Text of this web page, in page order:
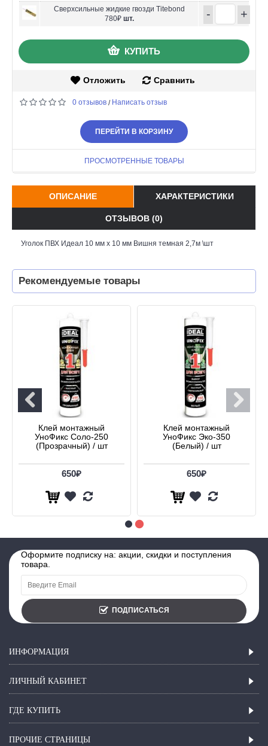
Сверхсильные жидкие гвозди Titebond
780₽ шт. - +
КУПИТЬ
Отложить Сравнить
0 отзывов / Написать отзыв
ПЕРЕЙТИ В КОРЗИНУ
ПРОСМОТРЕННЫЕ ТОВАРЫ
ОПИСАНИЕ ХАРАКТЕРИСТИКИ
ОТЗЫВОВ (0)
Уголок ПВХ Идеал 10 мм х 10 мм Вишня темная 2,7м \шт
Рекомендуемые товары
Клей монтажный
УноФикс Соло-250
(Прозрачный) / шт
650₽
Клей монтажный
УноФикс Эко-350
(Белый) / шт
650₽
Оформите подписку на: акции, скидки и поступления
товара.
ПОДПИСАТЬСЯ
ИНФОРМАЦИЯ
ЛИЧНЫЙ КАБИНЕТ
ГДЕ КУПИТЬ
ПРОЧИЕ СТРАНИЦЫ